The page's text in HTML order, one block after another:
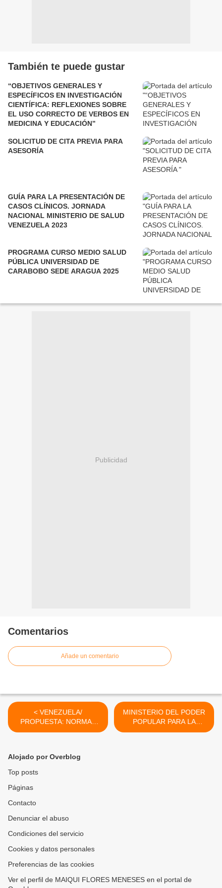
También te puede gustar
“OBJETIVOS GENERALES Y
ESPECÍFICOS EN INVESTIGACIÓN
CIENTÍFICA: REFLEXIONES SOBRE
EL USO CORRECTO DE VERBOS EN
MEDICINA Y EDUCACIÓN”
SOLICITUD DE CITA PREVIA PARA
ASESORÍA
GUÍA PARA LA PRESENTACIÓN DE
CASOS CLÍNICOS. JORNADA
NACIONAL MINISTERIO DE SALUD
VENEZUELA 2023
PROGRAMA CURSO MEDIO SALUD
PÚBLICA UNIVERSIDAD DE
CARABOBO SEDE ARAGUA 2025
Publicidad
Comentarios
Añade un comentario
< VENEZUELA/
PROPUESTA: NORMAS
PARA LA CLASIFICACIÓN
MINISTERIO DEL PODER
POPULAR PARA LA
SALUD.SOLICITA:
Alojado por Overblog
Top posts
Páginas
Contacto
Denunciar el abuso
Condiciones del servicio
Cookies y datos personales
Preferencias de las cookies
Ver el perfil de MAIQUI FLORES MENESES en el portal de